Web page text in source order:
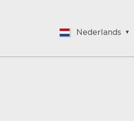
Nederlands
Nederlands